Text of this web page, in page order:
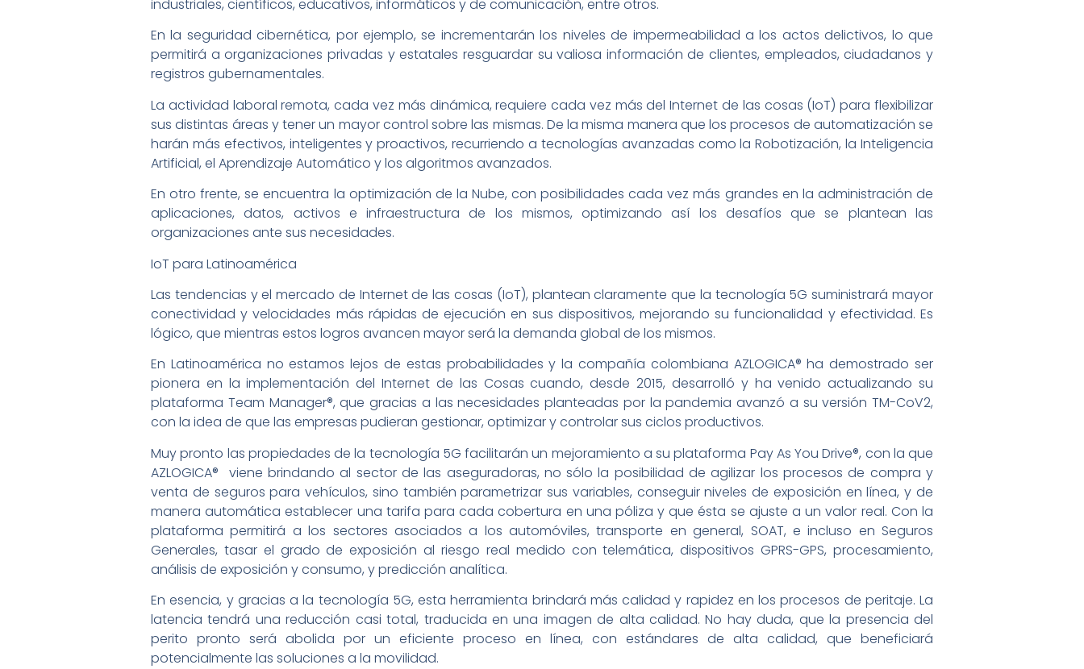
industriales, científicos, educativos, informáticos y de comunicación, entre otros.
En la seguridad cibernética, por ejemplo, se incrementarán los niveles de impermeabilidad a los actos delictivos, lo que
permitirá a organizaciones privadas y estatales resguardar su valiosa información de clientes, empleados, ciudadanos y
registros gubernamentales.
La actividad laboral remota, cada vez más dinámica, requiere cada vez más del Internet de las cosas (IoT) para flexibilizar
sus distintas áreas y tener un mayor control sobre las mismas. De la misma manera que los procesos de automatización se
harán más efectivos, inteligentes y proactivos, recurriendo a tecnologías avanzadas como la Robotización, la Inteligencia
Artificial, el Aprendizaje Automático y los algoritmos avanzados.
En otro frente, se encuentra la optimización de la Nube, con posibilidades cada vez más grandes en la administración de
aplicaciones, datos, activos e infraestructura de los mismos, optimizando así los desafíos que se plantean las
organizaciones ante sus necesidades.
IoT para Latinoamérica
Las tendencias y el mercado de Internet de las cosas (IoT), plantean claramente que la tecnología 5G suministrará mayor
conectividad y velocidades más rápidas de ejecución en sus dispositivos, mejorando su funcionalidad y efectividad. Es
lógico, que mientras estos logros avancen mayor será la demanda global de los mismos.
En Latinoamérica no estamos lejos de estas probabilidades y la compañía colombiana AZLOGICA® ha demostrado ser
pionera en la implementación del Internet de las Cosas cuando, desde 2015, desarrolló y ha venido actualizando su
plataforma Team Manager®, que gracias a las necesidades planteadas por la pandemia avanzó a su versión TM-CoV2,
con la idea de que las empresas pudieran gestionar, optimizar y controlar sus ciclos productivos.
Muy pronto las propiedades de la tecnología 5G facilitarán un mejoramiento a su plataforma Pay As You Drive®, con la que
AZLOGICA® viene brindando al sector de las aseguradoras, no sólo la posibilidad de agilizar los procesos de compra y
venta de seguros para vehículos, sino también parametrizar sus variables, conseguir niveles de exposición en línea, y de
manera automática establecer una tarifa para cada cobertura en una póliza y que ésta se ajuste a un valor real. Con la
plataforma permitirá a los sectores asociados a los automóviles, transporte en general, SOAT, e incluso en Seguros
Generales, tasar el grado de exposición al riesgo real medido con telemática, dispositivos GPRS-GPS, procesamiento,
análisis de exposición y consumo, y predicción analítica.
En esencia, y gracias a la tecnología 5G, esta herramienta brindará más calidad y rapidez en los procesos de peritaje. La
latencia tendrá una reducción casi total, traducida en una imagen de alta calidad. No hay duda, que la presencia del
perito pronto será abolida por un eficiente proceso en línea, con estándares de alta calidad, que beneficiará
potencialmente las soluciones a la movilidad.